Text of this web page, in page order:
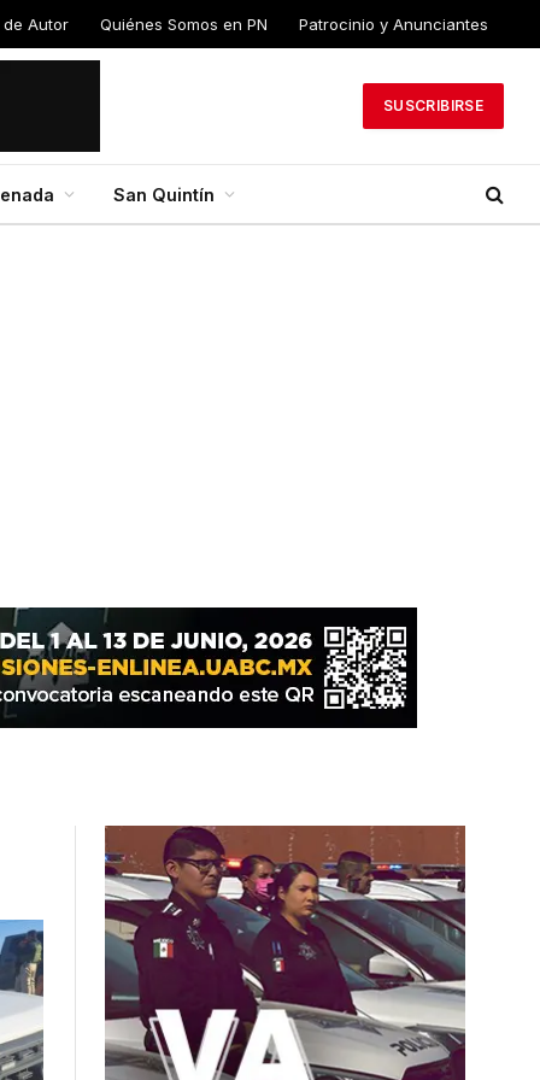
Autor Quiénes Somos en PN Patrocinio y Anunciantes
SUSCRIBIRSE
San Quintín